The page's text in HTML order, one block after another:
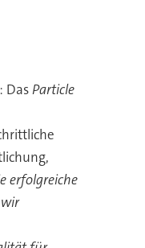
DasParticle
erfolgreiche